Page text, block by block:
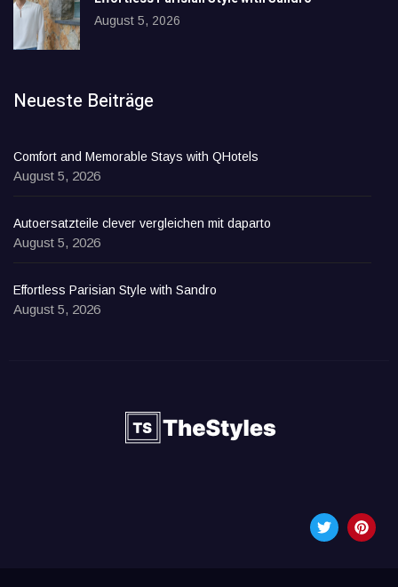
August 5, 2026
Neueste Beiträge
Comfort and Memorable Stays with QHotels
August 5, 2026
Autoersatzteile clever vergleichen mit daparto
August 5, 2026
Effortless Parisian Style with Sandro
August 5, 2026